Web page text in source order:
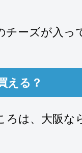
ーズが入っ
える？
ろは、大阪な